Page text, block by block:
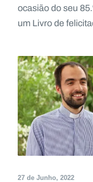
ocasião do seu
um Livro de
27 de Junho, 2022